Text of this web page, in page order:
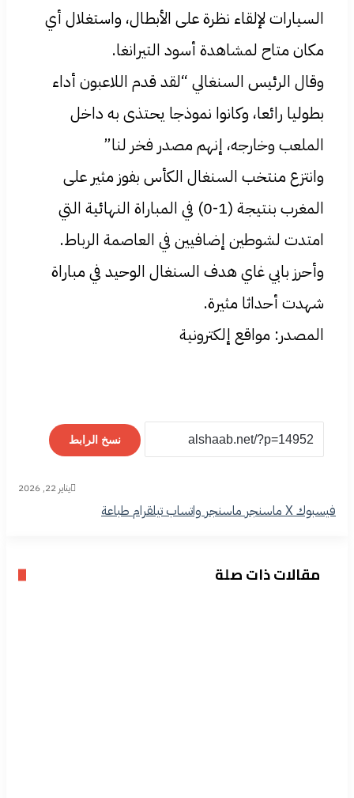
السيارات لإلقاء نظرة على الأبطال، واستغلال أي
مكان متاح لمشاهدة أسود التيرانغا.
وقال الرئيس السنغالي “لقد قدم اللاعبون أداء
بطوليا رائعا، وكانوا نموذجا يحتذى به داخل
الملعب وخارجه، إنهم مصدر فخر لنا”
وانتزع منتخب السنغال الكأس بفوز مثير على
المغرب بنتيجة (1-0) في المباراة النهائية التي
امتدت لشوطين إضافيين في العاصمة الرباط.
وأحرز بابي غاي هدف السنغال الوحيد في مباراة
شهدت أحداثا مثيرة.
المصدر: مواقع إلكترونية
نسخ الرابط
يناير 22, 2026
فيسبوك‫Xماسنجر ماسنجر واتسابتيلقرامطباعة
مقالات ذات صلة